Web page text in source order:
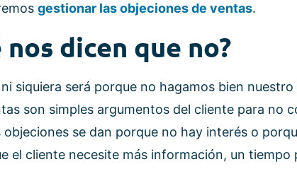
gestionar las objeciones de ventas.
nos dicen que no?
siquiera será porque no hagamos bien
son simples argumentos del cliente para no
objeciones se dan porque no hay interés o
el cliente necesite más información, un tiempo